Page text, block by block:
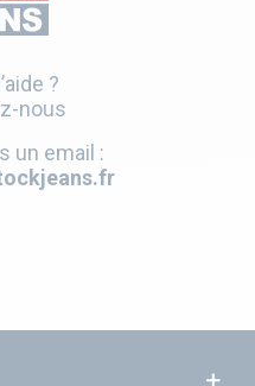
?
nous
un email :